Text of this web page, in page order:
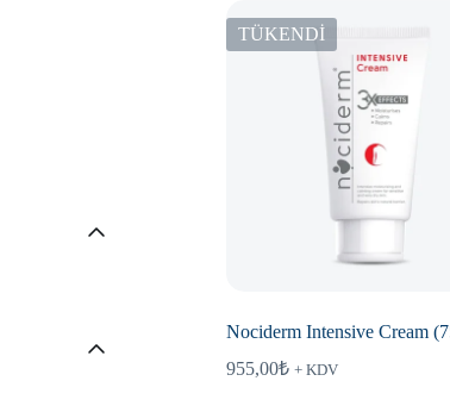
TÜKENDİ
Nociderm Intensive Cream
955,00₺ + KDV